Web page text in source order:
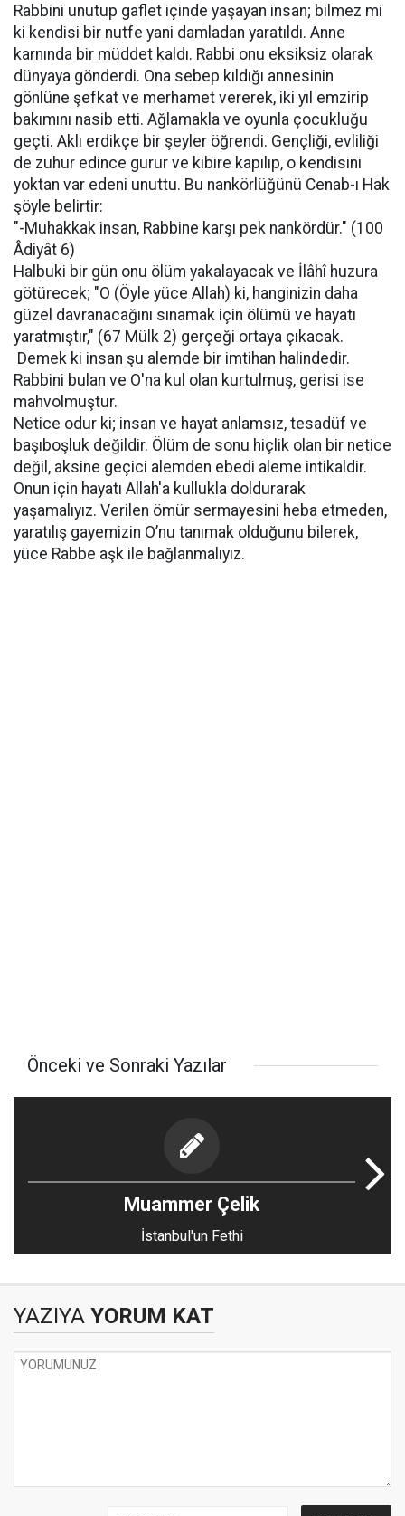
Rabbini unutup gaflet içinde yaşayan insan; bilmez mi
ki kendisi bir nutfe yani damladan yaratıldı. Anne
karnında bir müddet kaldı. Rabbi onu eksiksiz olarak
dünyaya gönderdi. Ona sebep kıldığı annesinin
gönlüne şefkat ve merhamet vererek, iki yıl emzirip
bakımını nasib etti. Ağlamakla ve oyunla çocukluğu
geçti. Aklı erdikçe bir şeyler öğrendi. Gençliği, evliliği
de zuhur edince gurur ve kibire kapılıp, o kendisini
yoktan var edeni unuttu. Bu nankörlüğünü Cenab-ı Hak
şöyle belirtir:
"-Muhakkak insan, Rabbine karşı pek nankördür." (100
Âdiyât 6)
Halbuki bir gün onu ölüm yakalayacak ve İlâhî huzura
götürecek; "O (Öyle yüce Allah) ki, hanginizin daha
güzel davranacağını sınamak için ölümü ve hayatı
yaratmıştır," (67 Mülk 2) gerçeği ortaya çıkacak.
Demek ki insan şu alemde bir imtihan halindedir.
Rabbini bulan ve O'na kul olan kurtulmuş, gerisi ise
mahvolmuştur.
Netice odur ki; insan ve hayat anlamsız, tesadüf ve
başıboşluk değildir. Ölüm de sonu hiçlik olan bir netice
değil, aksine geçici alemden ebedi aleme intikaldir.
Onun için hayatı Allah'a kullukla doldurarak
yaşamalıyız. Verilen ömür sermayesini heba etmeden,
yaratılış gayemizin O’nu tanımak olduğunu bilerek,
yüce Rabbe aşk ile bağlanmalıyız.
Önceki ve Sonraki Yazılar
Muammer Çelik
İstanbul'un Fethi
YAZIYA YORUM KAT